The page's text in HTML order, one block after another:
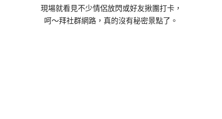
現場就看見不少情侶放閃或好友揪團打卡，
呵～拜社群網路，真的沒有秘密景點了。